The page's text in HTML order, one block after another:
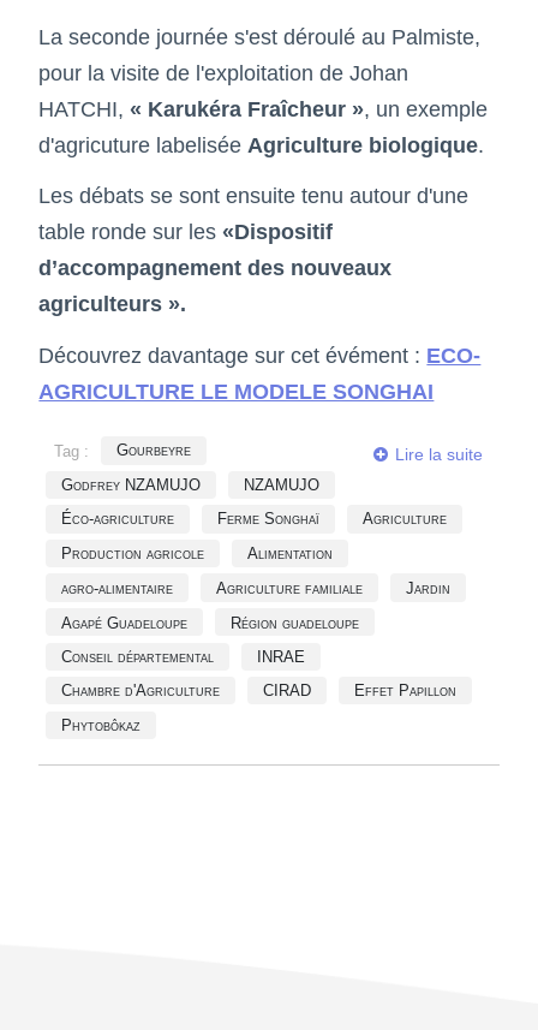
La seconde journée s'est déroulé au Palmiste,
pour la visite de l'exploitationde Johan
HATCHI, « Karukéra Fraîcheur », un exemple
d'agricuture labelisée Agriculture biologique.
Les débats se sont ensuite tenu autour d'une
table ronde sur les«Dispositif
d’accompagnement des nouveaux
agriculteurs ».
Découvrez davantage sur cet évément : ECO-
AGRICULTURE LE MODELE SONGHAI
Lire la suite
Tag :
Gourbeyre
Godfrey NZAMUJO
NZAMUJO
Éco-agriculture
Ferme Songhaï
Agriculture
Production agricole
Alimentation
agro-alimentaire
Agriculture familiale
Jardin
Agapé Guadeloupe
Région guadeloupe
Conseil départemental
INRAE
Chambre d'Agriculture
CIRAD
Effet Papillon
Phytobôkaz